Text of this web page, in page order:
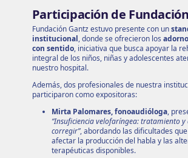
Participación de
Fundación Gantz estuvo presente con un
institucional, donde se ofrecieron los
con sentido, iniciativa que busca apoyar la
integral de los niños, niñas y adolescentes
nuestro hospital.
Además, dos profesionales de nuestra
participaron como expositoras:
Mirta Palomares, fonoaudióloga,
“Insuficiencia velofaríngea: tratamiento
corregir”, abordando las dificultades
afectar la producción del habla y las
terapéuticas disponibles.